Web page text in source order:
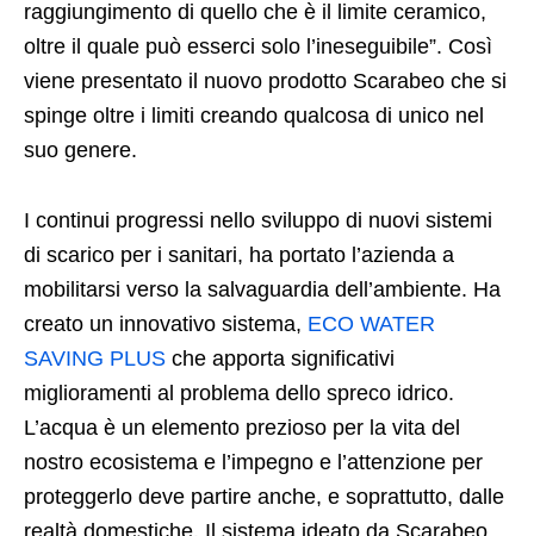
raggiungimento di quello che è il limite ceramico,
oltre il quale può esserci solo l’ineseguibile”. Così
viene presentato il nuovo prodotto Scarabeo che si
spinge oltre i limiti creando qualcosa di unico nel
suo genere.
I continui progressi nello sviluppo di nuovi sistemi
di scarico per i sanitari, ha portato l’azienda a
mobilitarsi verso la salvaguardia dell’ambiente. Ha
creato un innovativo sistema, ECO WATER
SAVING PLUS che apporta significativi
miglioramenti al problema dello spreco idrico.
L’acqua è un elemento prezioso per la vita del
nostro ecosistema e l’impegno e l’attenzione per
proteggerlo deve partire anche, e soprattutto, dalle
realtà domestiche. Il sistema ideato da Scarabeo